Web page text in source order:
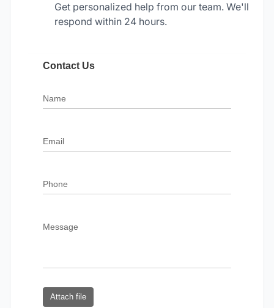
Get personalized help from our team. We'll
respond within 24 hours.